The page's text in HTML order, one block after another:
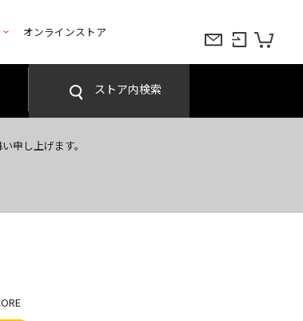
オンラインストア
ストア内検索
申し上げます。